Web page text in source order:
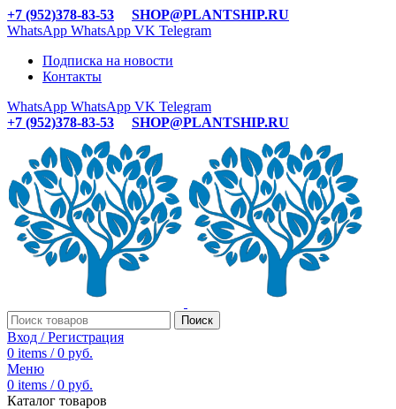
+7 (952)378-83-53
SHOP@PLANTSHIP.RU
WhatsApp WhatsApp VK Telegram
Подписка на новости
Контакты
WhatsApp WhatsApp VK Telegram
+7 (952)378-83-53
SHOP@PLANTSHIP.RU
Поиск
Вход / Регистрация
0 items / 0 руб.
Меню
0 items / 0 руб.
Каталог товаров